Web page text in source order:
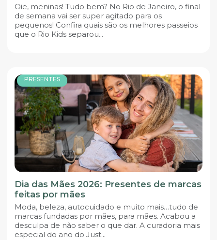
Oie, meninas! Tudo bem? No Rio de Janeiro, o final
de semana vai ser super agitado para os
pequenos! Confira quais são os melhores passeios
que o Rio Kids separou...
PRESENTES
Dia das Mães 2026: Presentes de marcas
feitas por mães
Moda, beleza, autocuidado e muito mais…tudo de
marcas fundadas por mães, para mães. Acabou a
desculpa de não saber o que dar. A curadoria mais
especial do ano do Just...